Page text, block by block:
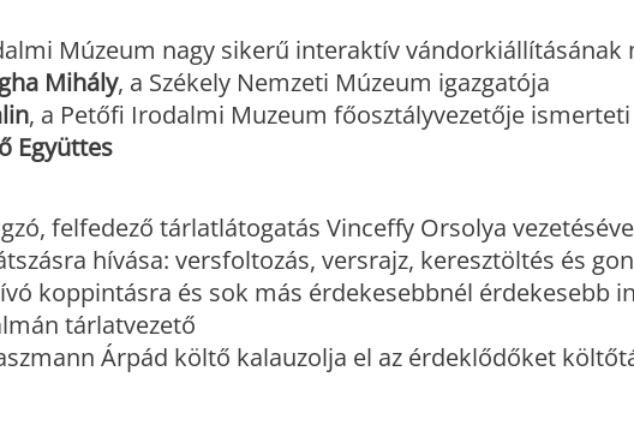
Múzeum nagy sikerű interaktív vándorkiállításának
Mihály, a Székely Nemzeti Múzeum igazgatója
, a Petőfi Irodalmi Muzeum főosztályvezetője ismerteti
Együttes
felfedező tárlatlátogatás Vinceffy Orsolya
hívása: versfoltozás, versrajz, keresztöltés és
koppintásra és sok más érdekesebbnél érdekesebb
tárlatvezető
Árpád költő kalauzolja el az érdeklődőket